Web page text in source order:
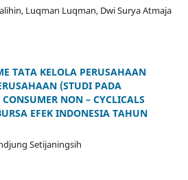
Luqman Luqman, Dwi Surya Atmaja
TATA KELOLA PERUSAHAAN
(STUDI PADA
NON – CYCLICALS
EFEK INDONESIA TAHUN
Setijaningsih